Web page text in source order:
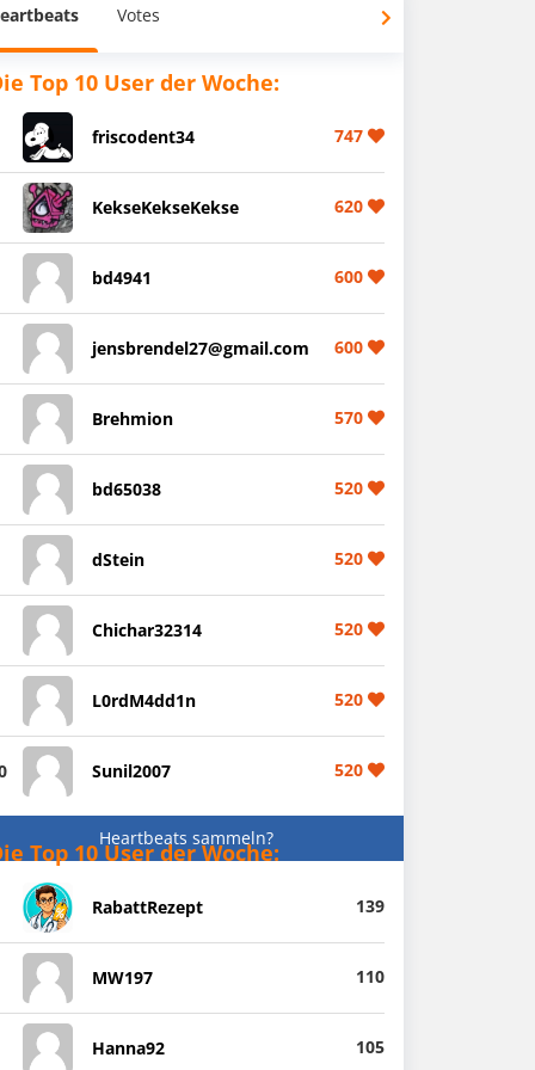
Votes
Top 10 User der Woche:
friscodent34 747
KekseKekseKekse 620
bd4941 600
jensbrendel27@gmail.com 600
Brehmion 570
bd65038 520
dStein 520
Chichar32314 520
L0rdM4dd1n 520
Sunil2007 520
Heartbeats sammeln?
Top 10 User der Woche:
RabattRezept 139
MW197 110
Hanna92 105